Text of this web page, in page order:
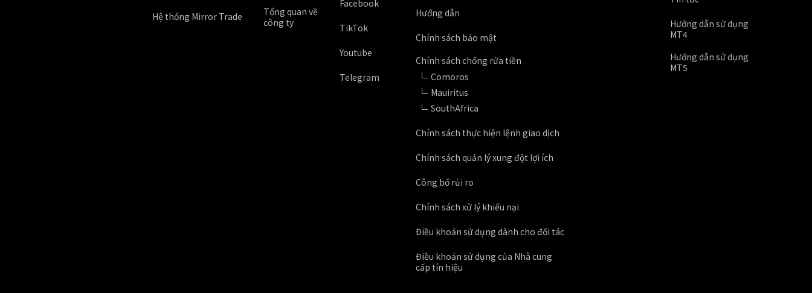
Hệ thống Mirror Trade
Tổng quan về
công ty
Facebook
TikTok
Youtube
Telegram
Hướng dẫn
Chính sách bảo mật
Chính sách chống rửa tiền
Comoros
Mauiritus
SouthAfrica
Chính sách thực hiện lệnh giao dịch
Chính sách quản lý xung đột lợi ích
Công bố rủi ro
Chính sách xử lý khiếu nại
Điều khoản sử dụng dành cho đối tác
Điều khoản sử dụng của Nhà cung
cấp tín hiệu
Hướng dẫn sử dụng
MT4
Hướng dẫn sử dụng
MT5